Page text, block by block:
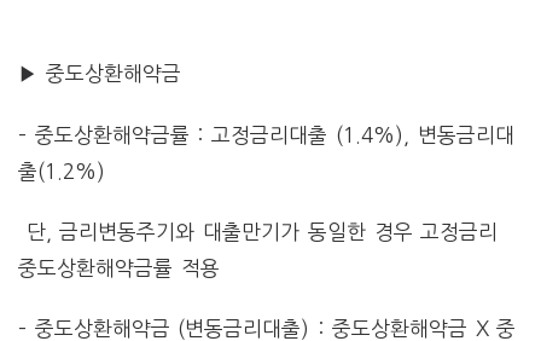
▶ 중도상환해약금
– 중도상환해약금률 : 고정금리대출 (1.4%), 변동금리대
출(1.2%)
단, 금리변동주기와 대출만기가 동일한 경우 고정금리
중도상환해약금률 적용
– 중도상환해약금 (변동금리대출) : 중도상환해약금 X 중